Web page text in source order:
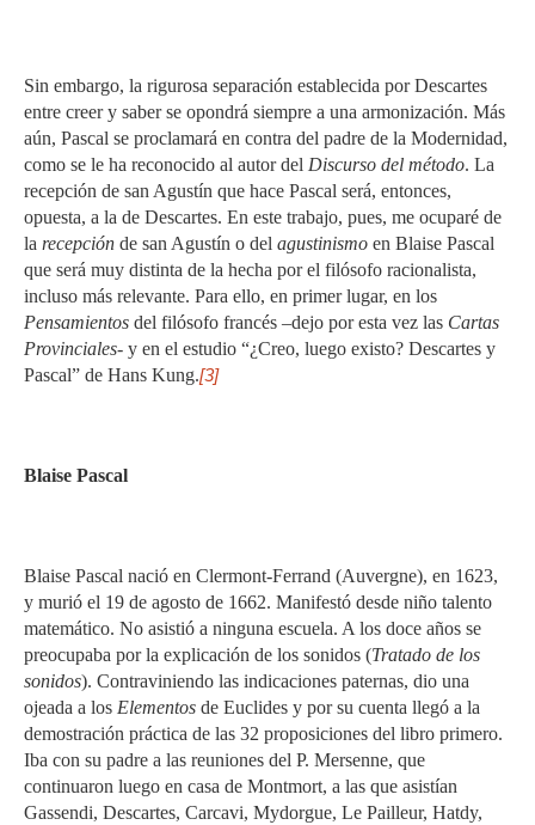
Sin embargo, la rigurosa separación establecida por Descartes
entre creer y saber se opondrá siempre a una armonización. Más
aún, Pascal se proclamará en contra del padre de la Modernidad,
como se le ha reconocido al autor del Discurso del método. La
recepción de san Agustín que hace Pascal será, entonces,
opuesta, a la de Descartes. En este trabajo, pues, me ocuparé de
la recepción de san Agustín o del agustinismo en Blaise Pascal
que será muy distinta de la hecha por el filósofo racionalista,
incluso más relevante. Para ello, en primer lugar, en los
Pensamientos del filósofo francés –dejo por esta vez las Cartas
Provinciales- y en el estudio “¿Creo, luego existo? Descartes y
Pascal” de Hans Kung.[3]
Blaise Pascal
Blaise Pascal nació en Clermont-Ferrand (Auvergne), en 1623,
y murió el 19 de agosto de 1662. Manifestó desde niño talento
matemático. No asistió a ninguna escuela. A los doce años se
preocupaba por la explicación de los sonidos (Tratado de los
sonidos). Contraviniendo las indicaciones paternas, dio una
ojeada a los Elementos de Euclides y por su cuenta llegó a la
demostración práctica de las 32 proposiciones del libro primero.
Iba con su padre a las reuniones del P. Mersenne, que
continuaron luego en casa de Montmort, a las que asistían
Gassendi, Descartes, Carcavi, Mydorgue, Le Pailleur, Hatdy,